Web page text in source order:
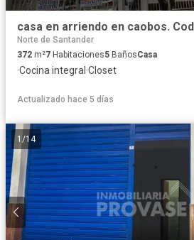
casa en arriendo en caobos.
Norte de Santander
372 m²7 Habitaciones5 BañosCasa
·Cocina integral ·Closet
Actualizado hace 5 días
1 /14